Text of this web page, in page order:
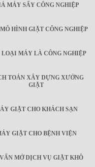
MÁY SẤY CÔNG NGHIỆP
HÌNH GIẶT CÔNG NGHIỆP
LOẠI MÁY LÀ CÔNG NGHIỆP
TOÁN XÂY DỰNG XƯỞNG
GIẶT
GIẶT CHO KHÁCH SẠN
GIẶT CHO BỆNH VIỆN
MỞ DỊCH VỤ GIẶT KHÔ